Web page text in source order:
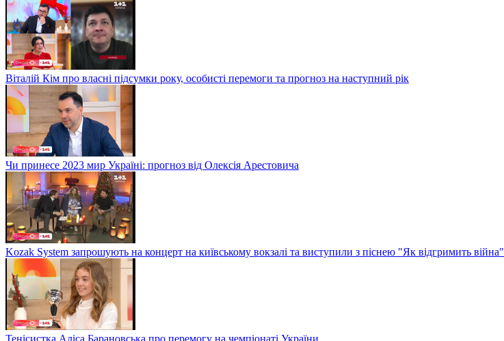
Віталій Кім про власні підсумки року, особисті перемоги та прогноз на наступний рік
Чи принесе 2023 мир Україні: прогноз від Олексія Арестовича
Kozak System запрошують на концерт на київському вокзалі та виступили з піснею "Як відгримить війна"
Тенісистка Аліса Барановська про перемогу на чемпіонаті України